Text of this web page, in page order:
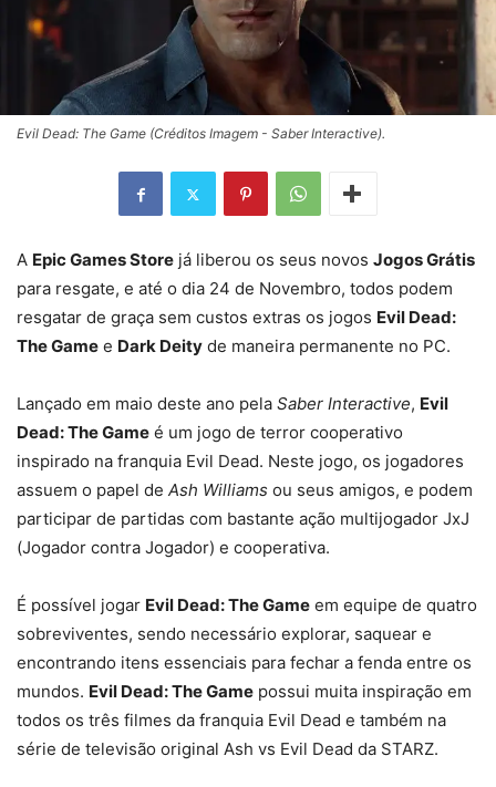
Evil Dead: The Game (Créditos Imagem - Saber Interactive).
A Epic Games Store já liberou os seus novos Jogos Grátis
para resgate, e até o dia 24 de Novembro, todos podem
resgatar de graça sem custos extras os jogos Evil Dead:
The Game e Dark Deity de maneira permanente no PC.
Lançado em maio deste ano pela Saber Interactive, Evil
Dead: The Game é um jogo de terror cooperativo
inspirado na franquia Evil Dead. Neste jogo, os jogadores
assuem o papel de Ash Williams ou seus amigos, e podem
participar de partidas com bastante ação multijogador JxJ
(Jogador contra Jogador) e cooperativa.
É possível jogar Evil Dead: The Game em equipe de quatro
sobreviventes, sendo necessário explorar, saquear e
encontrando itens essenciais para fechar a fenda entre os
mundos. Evil Dead: The Game possui muita inspiração em
todos os três filmes da franquia Evil Dead e também na
série de televisão original Ash vs Evil Dead da STARZ.